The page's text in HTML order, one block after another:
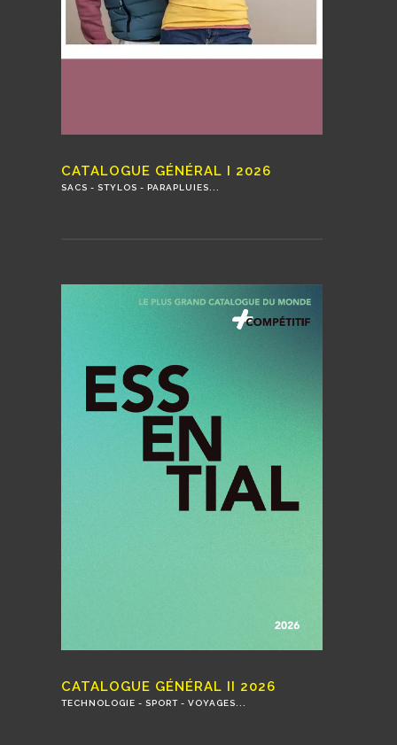
CATALOGUE GÉNÉRAL I 2026
SACS - STYLOS - PARAPLUIES...
CATALOGUE GÉNÉRAL II 2026
TECHNOLOGIE - SPORT - VOYAGES...